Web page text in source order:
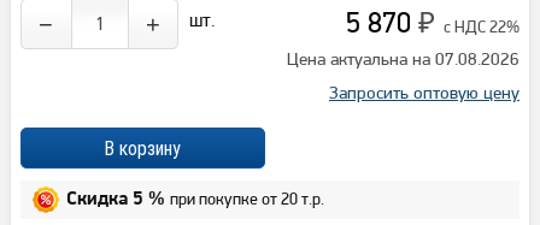
− + шт. 5 870 ₽ с НДС 22%
Цена актуальна на 07.08.2026
Запросить оптовую цену
Скидка 5 % при покупке от 20 т.р.